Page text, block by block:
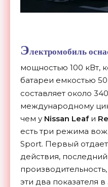
Электромобиль
мощностью 100 кВт,
батареи емкостью
составляет около
международному
чем у Nissan Leafи
есть три режима
Sport. Первый
действия,
эти два показателя